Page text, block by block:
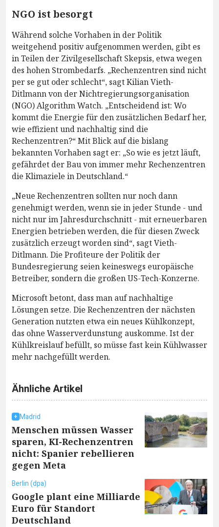
NGO ist besorgt
Während solche Vorhaben in der Politik
weitgehend positiv aufgenommen werden, gibt es
in Teilen der Zivilgesellschaft Skepsis, etwa wegen
des hohen Strombedarfs. „Rechenzentren sind nicht
per se gut oder schlecht“, sagt Kilian Vieth-
Ditlmann von der Nichtregierungsorganisation
(NGO) Algorithm Watch. „Entscheidend ist: Wo
kommt die Energie für den zusätzlichen Bedarf her,
wie effizient und nachhaltig sind die
Rechenzentren?“ Mit Blick auf die bislang
bekannten Vorhaben sagt er: „So wie es jetzt läuft,
gefährdet der Bau von immer mehr Rechenzentren
die Klimaziele in Deutschland.“
„Neue Rechenzentren sollten nur noch dann
genehmigt werden, wenn sie in jeder Stunde - und
nicht nur im Jahresdurchschnitt - mit erneuerbaren
Energien betrieben werden, die für diesen Zweck
zusätzlich erzeugt worden sind“, sagt Vieth-
Ditlmann. Die Profiteure der Politik der
Bundesregierung seien keineswegs europäische
Betreiber, sondern die großen US-Tech-Konzerne.
Microsoft betont, dass man auf nachhaltige
Lösungen setze. Die Rechenzentren der nächsten
Generation nutzten etwa ein neues Kühlkonzept,
das ohne Wasserverdunstung auskomme. Ist der
Kühlkreislauf befüllt, so müsse fast kein Kühlwasser
mehr nachgefüllt werden.
Ähnliche Artikel
Madrid
Menschen müssen Wasser
sparen, KI-Rechenzentren
nicht: Spanier rebellieren
gegen Meta
Berlin (dpa)
Google plant eine Milliarde
Euro für Standort
Deutschland